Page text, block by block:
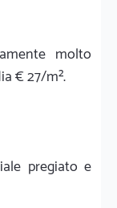
molto
€ 27/m².
pregiato e